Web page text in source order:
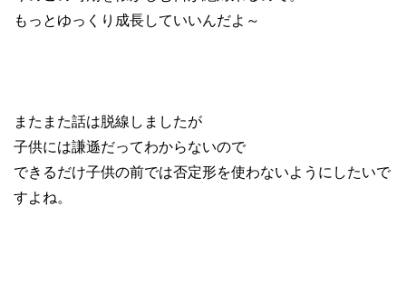
もっとゆっくり成長していいんだよ～
またまた話は脱線しましたが
子供には謙遜だってわからないので
できるだけ子供の前では否定形を使わないようにしたいで
すよね。